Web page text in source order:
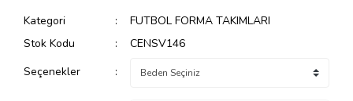
Kategori
FUTBOL FORMA TAKIMLARI
Stok Kodu
CENSV146
Seçenekler